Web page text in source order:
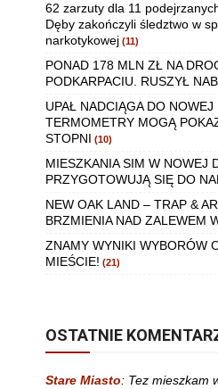
62 zarzuty dla 11
Dęby zakończyli śledztwo w
narkotykowej (11)
PONAD 178 MLN ZŁ NA
PODKARPACIU. RUSZYŁ
UPAŁ NADCIĄGA DO NOWEJ
TERMOMETRY MOGĄ
STOPNI (10)
MIESZKANIA SIM W NOWEJ
PRZYGOTOWUJĄ SIĘ DO
NEW OAK LAND – TRAP &
BRZMIENIA NAD ZALEWEM
ZNAMY WYNIKI WYBORÓW
MIEŚCIE! (21)
OSTATNIE
Stare Miasto: Tez mieszkam